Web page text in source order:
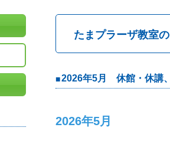
たまプラーザ教室
2026年5月 休館・休講
2026年5月